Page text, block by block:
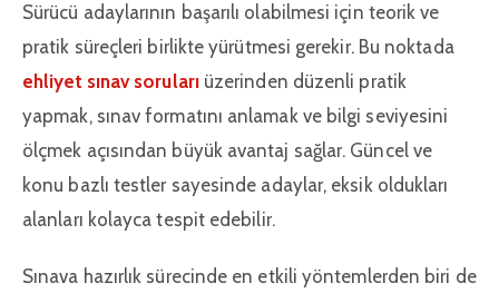
Sürücü adaylarının başarılı olabilmesi için teorik ve
pratik süreçleri birlikte yürütmesi gerekir. Bu noktada
ehliyet sınav sorularıüzerinden düzenli pratik
yapmak, sınav formatını anlamak ve bilgi seviyesini
ölçmek açısından büyük avantaj sağlar. Güncel ve
konu bazlı testler sayesinde adaylar, eksik oldukları
alanları kolayca tespit edebilir.
Sınava hazırlık sürecinde en etkili yöntemlerden biri de